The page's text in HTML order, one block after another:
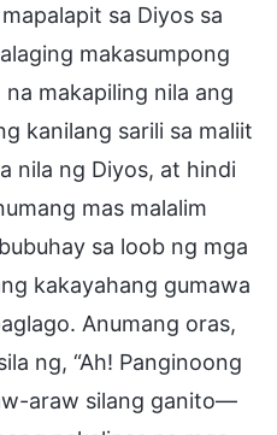
sa Diyos sa
makasumpong
makapiling nila ang
kanilang sarili sa maliit
nila ng Diyos, at hindi
mas malalim
sa loob ng mga
kakayahang gumawa
Anumang oras,
ng, “Ah! Panginoong
araw silang ganito—